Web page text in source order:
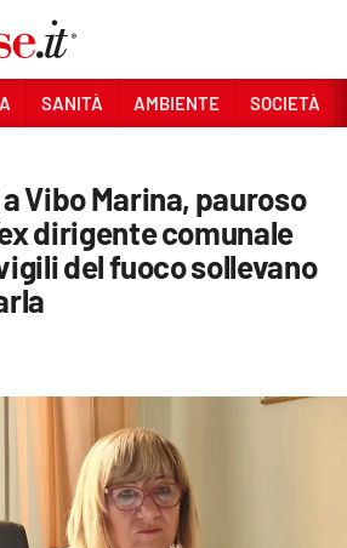
SANITÀ AMBIENTE SOCIETÀ
Vibo Marina, pauroso
dirigente comunale
del fuoco sollevano